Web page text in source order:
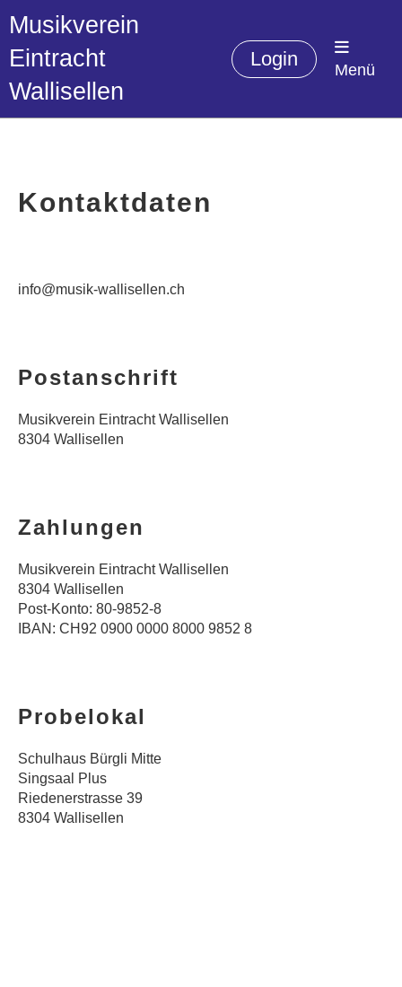
Musikverein
Eintracht
Wallisellen
Login Menü
Kontaktdaten
info@musik-wallisellen.ch
Postanschrift
Musikverein Eintracht Wallisellen
8304 Wallisellen
Zahlungen
Musikverein Eintracht Wallisellen
8304 Wallisellen
Post-Konto: 80-9852-8
IBAN: CH92 0900 0000 8000 9852 8
Probelokal
Schulhaus Bürgli Mitte
Singsaal Plus
Riedenerstrasse 39
8304 Wallisellen